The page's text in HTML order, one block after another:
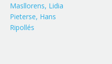
Masllorens, Lidia
Pieterse, Hans
Ripollés